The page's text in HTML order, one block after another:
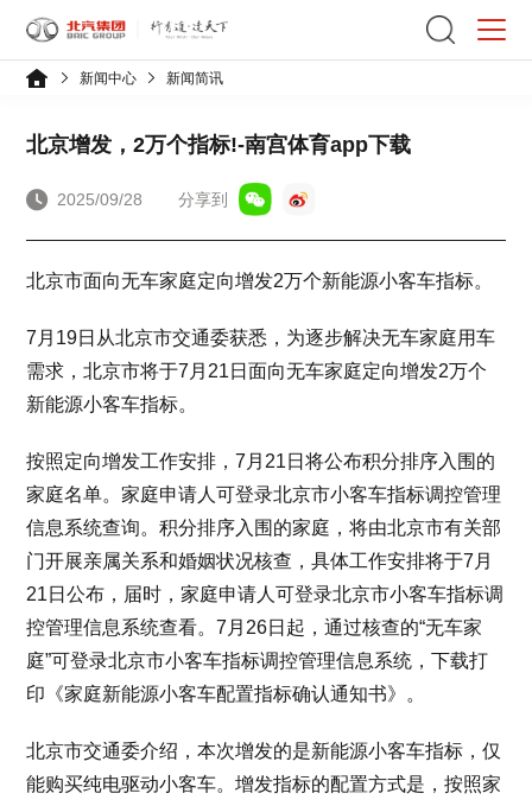
新闻中心 新闻简讯
北京增发，2万个指标!-南宫体育app下载
2025/09/28 分享到
北京市面向无车家庭定向增发2万个新能源小客车指标。
7月19日从北京市交通委获悉，为逐步解决无车家庭用车
需求，北京市将于7月21日面向无车家庭定向增发2万个
新能源小客车指标。
按照定向增发工作安排，7月21日将公布积分排序入围的
家庭名单。家庭申请人可登录北京市小客车指标调控管理
信息系统查询。积分排序入围的家庭，将由北京市有关部
门开展亲属关系和婚姻状况核查，具体工作安排将于7月
21日公布，届时，家庭申请人可登录北京市小客车指标调
控管理信息系统查看。7月26日起，通过核查的“无车家
庭”可登录北京市小客车指标调控管理信息系统，下载打
印《家庭新能源小客车配置指标确认通知书》。
北京市交通委介绍，本次增发的是新能源小客车指标，仅
能购买纯电驱动小客车。增发指标的配置方式是，按照家